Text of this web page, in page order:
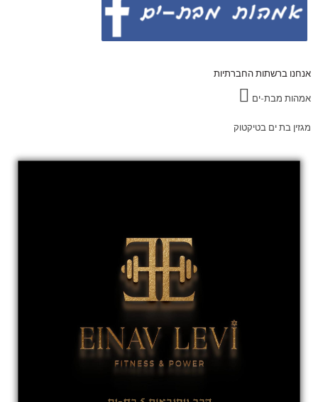
אנחנו ברשתות החברתיות
אמהות מבת-ים
מגזין בת ים בטיקטוק